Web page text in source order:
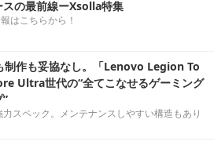
スの最前線ーXsolla特集
はこちらから！
制作も妥協なし。「Lenovo Legion To
Ultra世代の“全てこなせるゲーミング
スペック。メンテナンスしやすい構造もあり